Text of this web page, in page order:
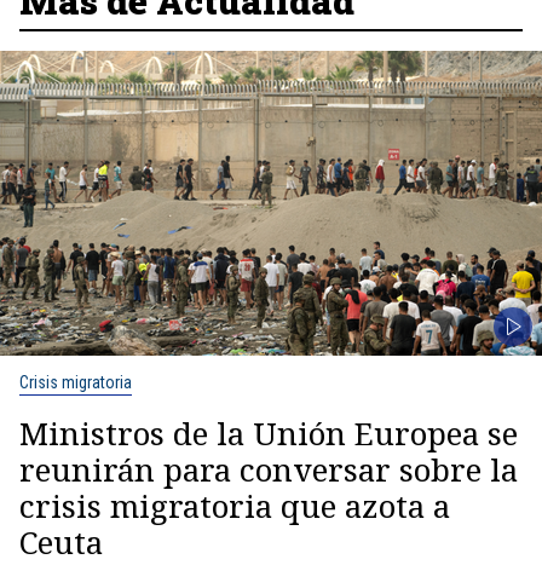
Crisis migratoria
Ministros de la Unión Europea se
reunirán para conversar sobre la
crisis migratoria que azota a
Ceuta